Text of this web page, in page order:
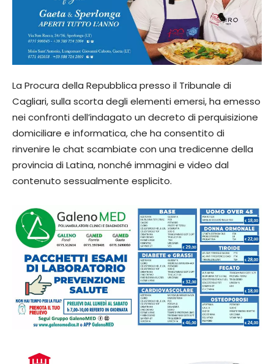
La Procura della Repubblica presso il Tribunale di
Cagliari, sulla scorta degli elementi emersi, ha emesso
nei confronti dell’indagato un decreto di perquisizione
domiciliare e informatica, che ha consentito di
rinvenire le chat scambiate con una tredicenne della
provincia di Latina, nonché immagini e video dal
contenuto sessualmente esplicito.